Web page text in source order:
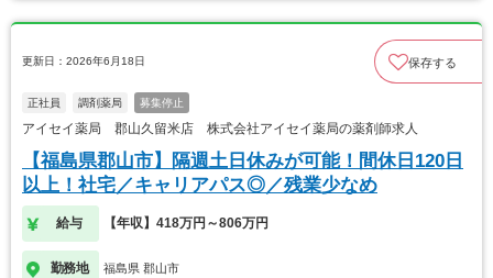
更新日：2026年6月18日 保存する
正社員 調剤薬局 募集停止
アイセイ薬局 郡山久留米店 株式会社アイセイ薬局の薬剤師求人
【福島県郡山市】隔週土日休みが可能！間休日120日
以上！社宅／キャリアパス◎／残業少なめ
給与 【年収】418万円～806万円
勤務地 福島県 郡山市